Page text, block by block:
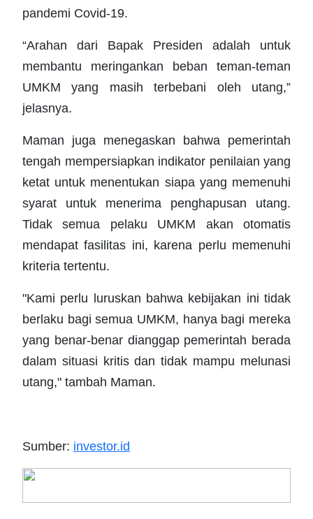
pandemi Covid-19.
“Arahan dari Bapak Presiden adalah untuk
membantu meringankan beban teman-teman
UMKM yang masih terbebani oleh utang,”
jelasnya.
Maman juga menegaskan bahwa pemerintah
tengah mempersiapkan indikator penilaian yang
ketat untuk menentukan siapa yang memenuhi
syarat untuk menerima penghapusan utang.
Tidak semua pelaku UMKM akan otomatis
mendapat fasilitas ini, karena perlu memenuhi
kriteria tertentu.
"Kami perlu luruskan bahwa kebijakan ini tidak
berlaku bagi semua UMKM, hanya bagi mereka
yang benar-benar dianggap pemerintah berada
dalam situasi kritis dan tidak mampu melunasi
utang," tambah Maman.
Sumber: investor.id